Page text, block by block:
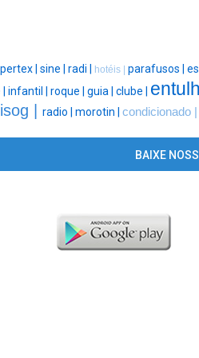
| sine | radi | hotéis | parafusos |
infantil | roque | guia | clube |
| radio | morotin | condicionado |
BAIXE